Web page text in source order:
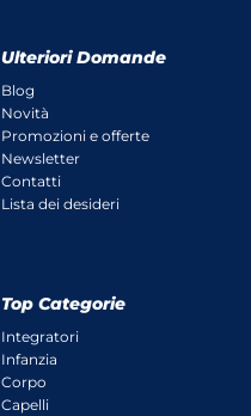
Ulteriori Domande
Blog
Novità
Promozioni e offerte
Newsletter
Contatti
Lista dei desideri
Top Categorie
Integratori
Infanzia
Corpo
Capelli